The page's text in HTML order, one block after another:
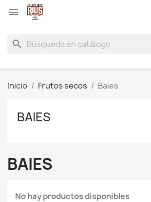

search
Inicio Frutos secos Baies
BAIES
BAIES
No hay productos disponibles